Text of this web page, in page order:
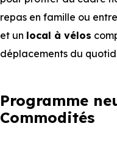
repas en famille ou
et un local à vélos
déplacements du
Programme
Commodités